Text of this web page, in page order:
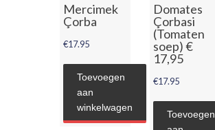
Mercimek
Çorba
€17.95
Toevoegen
aan
winkelwagen
Domates
Çorbasi
(Tomaten
soep) €
17,95
€17.95
Toevoegen